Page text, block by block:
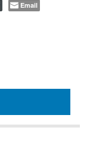
Email